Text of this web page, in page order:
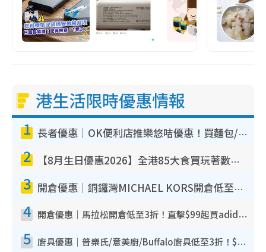
港生活限時優惠情報
1 長者優惠｜OK便利店推樂悠咭優惠！買麵包/牛奶/保健品拍卡即減
2 【8月生日優惠2026】全港85大食買玩著數攻略 自助餐/火鍋放題同行免費＋誠品/DONKI送現金券
3 開倉優惠｜銅鑼灣MICHAEL KORS開倉低至17折！直擊$500起買手袋/銀包/鞋款 必買經典Jet Set系列
4 開倉優惠｜馬拉松開倉低至3折！直擊$99起買adidas／New Balance／Puma鞋款 STANLEY保溫杯劈價至$119起
5 廚具優惠｜普樂氏/意美廚/Buffalo廚具低至3折！$89起買煎鍋／炒鑊／個人鍋 同場小家電激減至$99起